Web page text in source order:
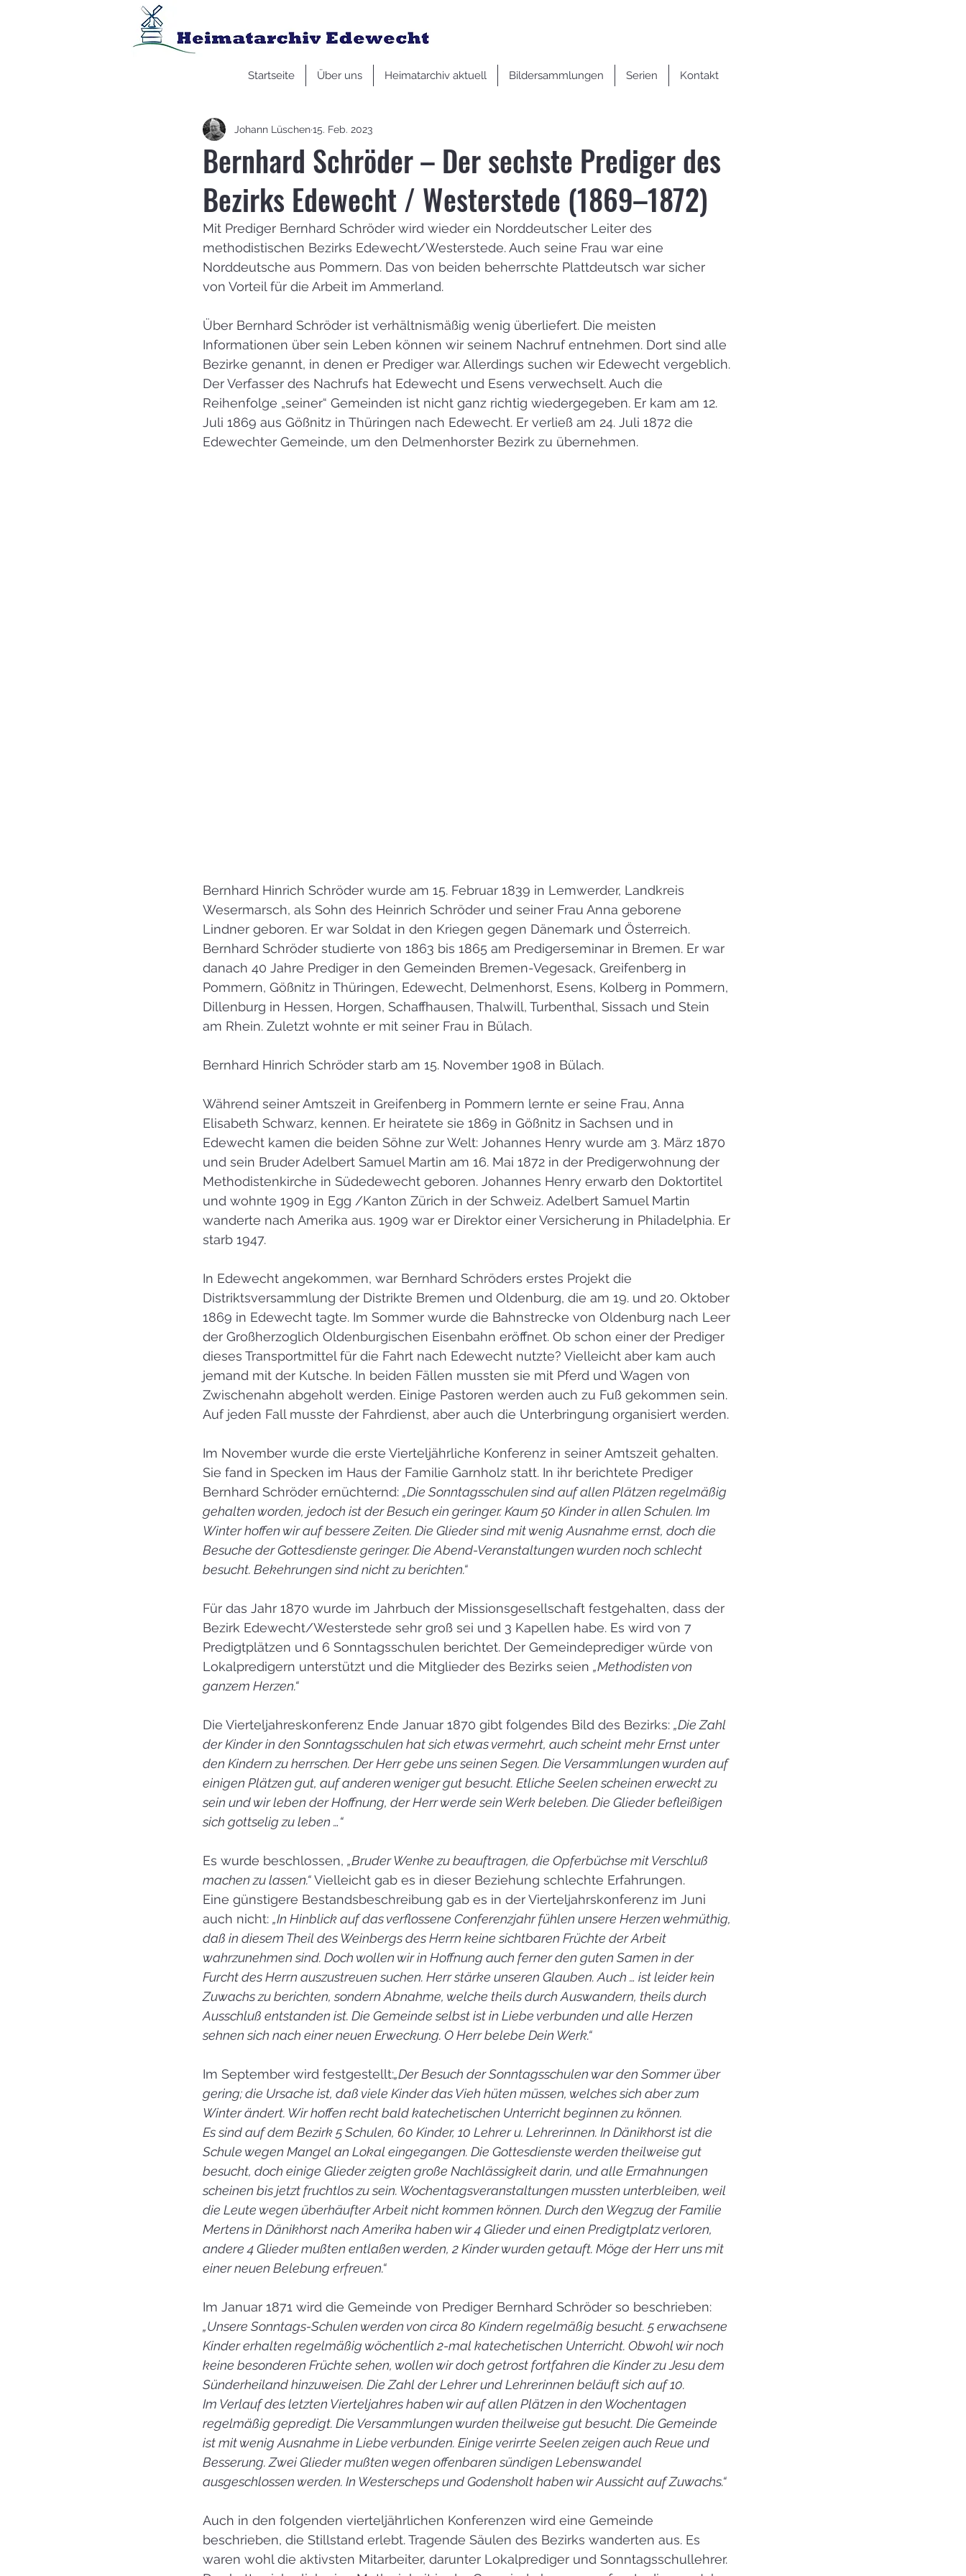
Startseite Über uns Heimatarchiv aktuell Bildersammlungen Serien Kontakt
Bernhard Schröder – Der sechste Prediger des
Bezirks Edewecht / Westerstede (1869–1872)
Johann Lüschen15. Feb. 2023
Mit Prediger Bernhard Schröder wird wieder ein Norddeutscher Leiter des
methodistischen Bezirks Edewecht/Westerstede. Auch seine Frau war eine
Norddeutsche aus Pommern. Das von beiden beherrschte Plattdeutsch war sicher
von Vorteil für die Arbeit im Ammerland.
Über Bernhard Schröder ist verhältnismäßig wenig überliefert. Die meisten
Informationen über sein Leben können wir seinem Nachruf entnehmen. Dort sind alle
Bezirke genannt, in denen er Prediger war. Allerdings suchen wir Edewecht vergeblich.
Der Verfasser des Nachrufs hat Edewecht und Esens verwechselt. Auch die
Reihenfolge „seiner“ Gemeinden ist nicht ganz richtig wiedergegeben. Er kam am 12.
Juli 1869 aus Gößnitz in Thüringen nach Edewecht. Er verließ am 24. Juli 1872 die
Edewechter Gemeinde, um den Delmenhorster Bezirk zu übernehmen.
Bernhard Hinrich Schröder wurde am 15. Februar 1839 in Lemwerder, Landkreis
Wesermarsch, als Sohn des Heinrich Schröder und seiner Frau Anna geborene
Lindner geboren. Er war Soldat in den Kriegen gegen Dänemark und Österreich.
Bernhard Schröder studierte von 1863 bis 1865 am Predigerseminar in Bremen. Er war
danach 40 Jahre Prediger in den Gemeinden Bremen-Vegesack, Greifenberg in
Pommern, Gößnitz in Thüringen, Edewecht, Delmenhorst, Esens, Kolberg in Pommern,
Dillenburg in Hessen, Horgen, Schaffhausen, Thalwill, Turbenthal, Sissach und Stein
am Rhein. Zuletzt wohnte er mit seiner Frau in Bülach.
Bernhard Hinrich Schröder starb am 15. November 1908 in Bülach.
Während seiner Amtszeit in Greifenberg in Pommern lernte er seine Frau, Anna
Elisabeth Schwarz, kennen. Er heiratete sie 1869 in Gößnitz in Sachsen und in
Edewecht kamen die beiden Söhne zur Welt: Johannes Henry wurde am 3. März 1870
und sein Bruder Adelbert Samuel Martin am 16. Mai 1872 in der Predigerwohnung der
Methodistenkirche in Südedewecht geboren. Johannes Henry erwarb den Doktortitel
und wohnte 1909 in Egg /Kanton Zürich in der Schweiz. Adelbert Samuel Martin
wanderte nach Amerika aus. 1909 war er Direktor einer Versicherung in Philadelphia. Er
starb 1947.
In Edewecht angekommen, war Bernhard Schröders erstes Projekt die
Distriktsversammlung der Distrikte Bremen und Oldenburg, die am 19. und 20. Oktober
1869 in Edewecht tagte. Im Sommer wurde die Bahnstrecke von Oldenburg nach Leer
der Großherzoglich Oldenburgischen Eisenbahn eröffnet. Ob schon einer der Prediger
dieses Transportmittel für die Fahrt nach Edewecht nutzte? Vielleicht aber kam auch
jemand mit der Kutsche. In beiden Fällen mussten sie mit Pferd und Wagen von
Zwischenahn abgeholt werden. Einige Pastoren werden auch zu Fuß gekommen sein.
Auf jeden Fall musste der Fahrdienst, aber auch die Unterbringung organisiert werden.
Im November wurde die erste Vierteljährliche Konferenz in seiner Amtszeit gehalten.
Sie fand in Specken im Haus der Familie Garnholz statt. In ihr berichtete Prediger
Bernhard Schröder ernüchternd: „Die Sonntagsschulen sind auf allen Plätzen regelmäßig
gehalten worden, jedoch ist der Besuch ein geringer. Kaum 50 Kinder in allen Schulen. Im
Winter hoffen wir auf bessere Zeiten. Die Glieder sind mit wenig Ausnahme ernst, doch die
Besuche der Gottesdienste geringer. Die Abend-Veranstaltungen wurden noch schlecht
besucht. Bekehrungen sind nicht zu berichten.“
Für das Jahr 1870 wurde im Jahrbuch der Missionsgesellschaft festgehalten, dass der
Bezirk Edewecht/Westerstede sehr groß sei und 3 Kapellen habe. Es wird von 7
Predigtplätzen und 6 Sonntagsschulen berichtet. Der Gemeindeprediger würde von
Lokalpredigern unterstützt und die Mitglieder des Bezirks seien „Methodisten von
ganzem Herzen.“
Die Vierteljahreskonferenz Ende Januar 1870 gibt folgendes Bild des Bezirks: „Die Zahl
der Kinder in den Sonntagsschulen hat sich etwas vermehrt, auch scheint mehr Ernst unter
den Kindern zu herrschen. Der Herr gebe uns seinen Segen. Die Versammlungen wurden auf
einigen Plätzen gut, auf anderen weniger gut besucht. Etliche Seelen scheinen erweckt zu
sein und wir leben der Hoffnung, der Herr werde sein Werk beleben. Die Glieder befleißigen
sich gottselig zu leben …“
Es wurde beschlossen, „Bruder Wenke zu beauftragen, die Opferbüchse mit Verschluß
machen zu lassen.“ Vielleicht gab es in dieser Beziehung schlechte Erfahrungen.
Eine günstigere Bestandsbeschreibung gab es in der Vierteljahrskonferenz im Juni
auch nicht: „In Hinblick auf das verflossene Conferenzjahr fühlen unsere Herzen wehmüthig,
daß in diesem Theil des Weinbergs des Herrn keine sichtbaren Früchte der Arbeit
wahrzunehmen sind. Doch wollen wir in Hoffnung auch ferner den guten Samen in der
Furcht des Herrn auszustreuen suchen. Herr stärke unseren Glauben. Auch … ist leider kein
Zuwachs zu berichten, sondern Abnahme, welche theils durch Auswandern, theils durch
Ausschluß entstanden ist. Die Gemeinde selbst ist in Liebe verbunden und alle Herzen
sehnen sich nach einer neuen Erweckung. O Herr belebe Dein Werk.“
Im September wird festgestellt:„Der Besuch der Sonntagsschulen war den Sommer über
gering; die Ursache ist, daß viele Kinder das Vieh hüten müssen, welches sich aber zum
Winter ändert. Wir hoffen recht bald katechetischen Unterricht beginnen zu können.
Es sind auf dem Bezirk 5 Schulen, 60 Kinder, 10 Lehrer u. Lehrerinnen. In Dänikhorst ist die
Schule wegen Mangel an Lokal eingegangen. Die Gottesdienste werden theilweise gut
besucht, doch einige Glieder zeigten große Nachlässigkeit darin, und alle Ermahnungen
scheinen bis jetzt fruchtlos zu sein. Wochentagsveranstaltungen mussten unterbleiben, weil
die Leute wegen überhäufter Arbeit nicht kommen können. Durch den Wegzug der Familie
Mertens in Dänikhorst nach Amerika haben wir 4 Glieder und einen Predigtplatz verloren,
andere 4 Glieder mußten entlaßen werden, 2 Kinder wurden getauft. Möge der Herr uns mit
einer neuen Belebung erfreuen.“
Im Januar 1871 wird die Gemeinde von Prediger Bernhard Schröder so beschrieben:
„Unsere Sonntags-Schulen werden von circa 80 Kindern regelmäßig besucht. 5 erwachsene
Kinder erhalten regelmäßig wöchentlich 2-mal katechetischen Unterricht. Obwohl wir noch
keine besonderen Früchte sehen, wollen wir doch getrost fortfahren die Kinder zu Jesu dem
Sünderheiland hinzuweisen. Die Zahl der Lehrer und Lehrerinnen beläuft sich auf 10.
Im Verlauf des letzten Vierteljahres haben wir auf allen Plätzen in den Wochentagen
regelmäßig gepredigt. Die Versammlungen wurden theilweise gut besucht. Die Gemeinde
ist mit wenig Ausnahme in Liebe verbunden. Einige verirrte Seelen zeigen auch Reue und
Besserung. Zwei Glieder mußten wegen offenbaren sündigen Lebenswandel
ausgeschlossen werden. In Westerscheps und Godensholt haben wir Aussicht auf Zuwachs.“
Auch in den folgenden vierteljährlichen Konferenzen wird eine Gemeinde
beschrieben, die Stillstand erlebt. Tragende Säulen des Bezirks wanderten aus. Es
waren wohl die aktivsten Mitarbeiter, darunter Lokalprediger und Sonntagsschullehrer.